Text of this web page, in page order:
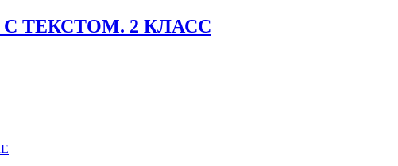
С ТЕКСТОМ. 2 КЛАСС